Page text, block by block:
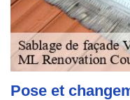
Pose et